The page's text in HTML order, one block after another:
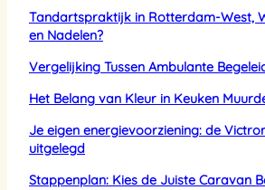
Tandartspraktijk in Rotterdam-West,
en Nadelen?
Vergelijking Tussen Ambulante
Het Belang van Kleur in Keuken
Je eigen energievoorziening: de
uitgelegd
Stappenplan: Kies de Juiste Caravan